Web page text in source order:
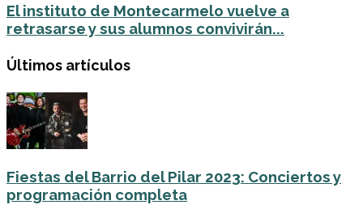
El instituto de Montecarmelo vuelve a
retrasarse y sus alumnos convivirán...
Últimos artículos
Fiestas del Barrio del Pilar 2023: Conciertos y
programación completa